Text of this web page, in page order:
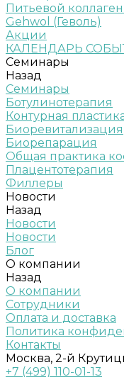
Питьевой
Gehwol (Геволь)
Акции
КАЛЕНДАРЬ
Семинары
Назад
Семинары
Ботулинотерапия
Контурная
Биоревитализация
Биорепарация
Общая практика
Плацентотерапия
Филлеры
Новости
Назад
Новости
Новости
Блог
О компании
Назад
О компании
Сотрудники
Оплата и доставка
Политика
Контакты
Москва, 2-й
+7 (499) 110-01-13